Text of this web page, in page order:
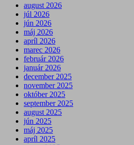
august 2026
júl 2026
jún 2026
máj 2026
apríl 2026
marec 2026
február 2026
január 2026
december 2025
november 2025
október 2025
september 2025
august 2025
jún 2025
máj 2025
apríl 2025